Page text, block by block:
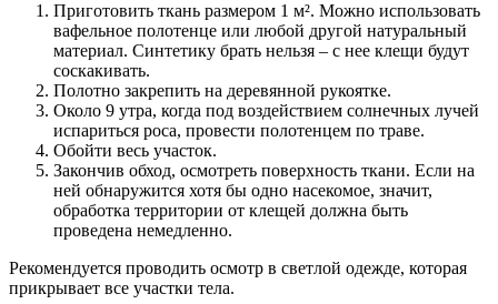
Приготовить ткань размером 1 м². Можно использовать
вафельное полотенце или любой другой натуральный
материал. Синтетику брать нельзя – с нее клещи будут
соскакивать.
Полотно закрепить на деревянной рукоятке.
Около 9 утра, когда под воздействием солнечных лучей
испариться роса, провести полотенцем по траве.
Обойти весь участок.
Закончив обход, осмотреть поверхность ткани. Если на
ней обнаружится хотя бы одно насекомое, значит,
обработка территории от клещей должна быть
проведена немедленно.
Рекомендуется проводить осмотр в светлой одежде, которая
прикрывает все участки тела.